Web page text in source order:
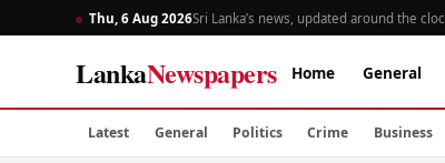
Thu, 6 Aug 2026Sri Lanka’s news, updated around the
LankaNewspapers Home General
Latest General Politics Crime Business